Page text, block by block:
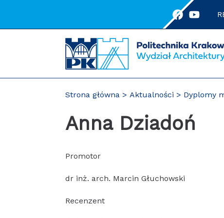
Strona główna Aktualności Dyplomy
Anna Dziadoń
Promotor
dr inż. arch. Marcin Głuchowski
Recenzent